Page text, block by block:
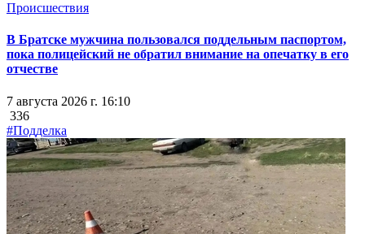
Происшествия
В Братске мужчина пользовался поддельным паспортом,
пока полицейский не обратил внимание на опечатку в его
отчестве
7 августа 2026 г. 16:10
336
#Подделка